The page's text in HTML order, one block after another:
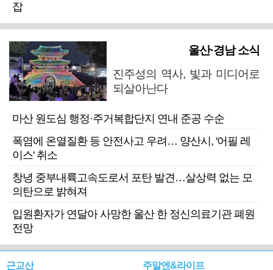
잡
울산·경남 소식
진주성의 역사, 빛과 미디어로
되살아난다
마산 원도심 행정·주거복합단지 연내 준공 수순
폭염에 온열질환 등 안전사고 우려… 양산시, '어필 레
이스' 취소
창녕 중부내륙고속도로서 포탄 발견…살상력 없는 모
의탄으로 밝혀져
입원환자가 연달아 사망한 울산 한 정신의료기관 폐원
전망
근교산 주말엔&라이프